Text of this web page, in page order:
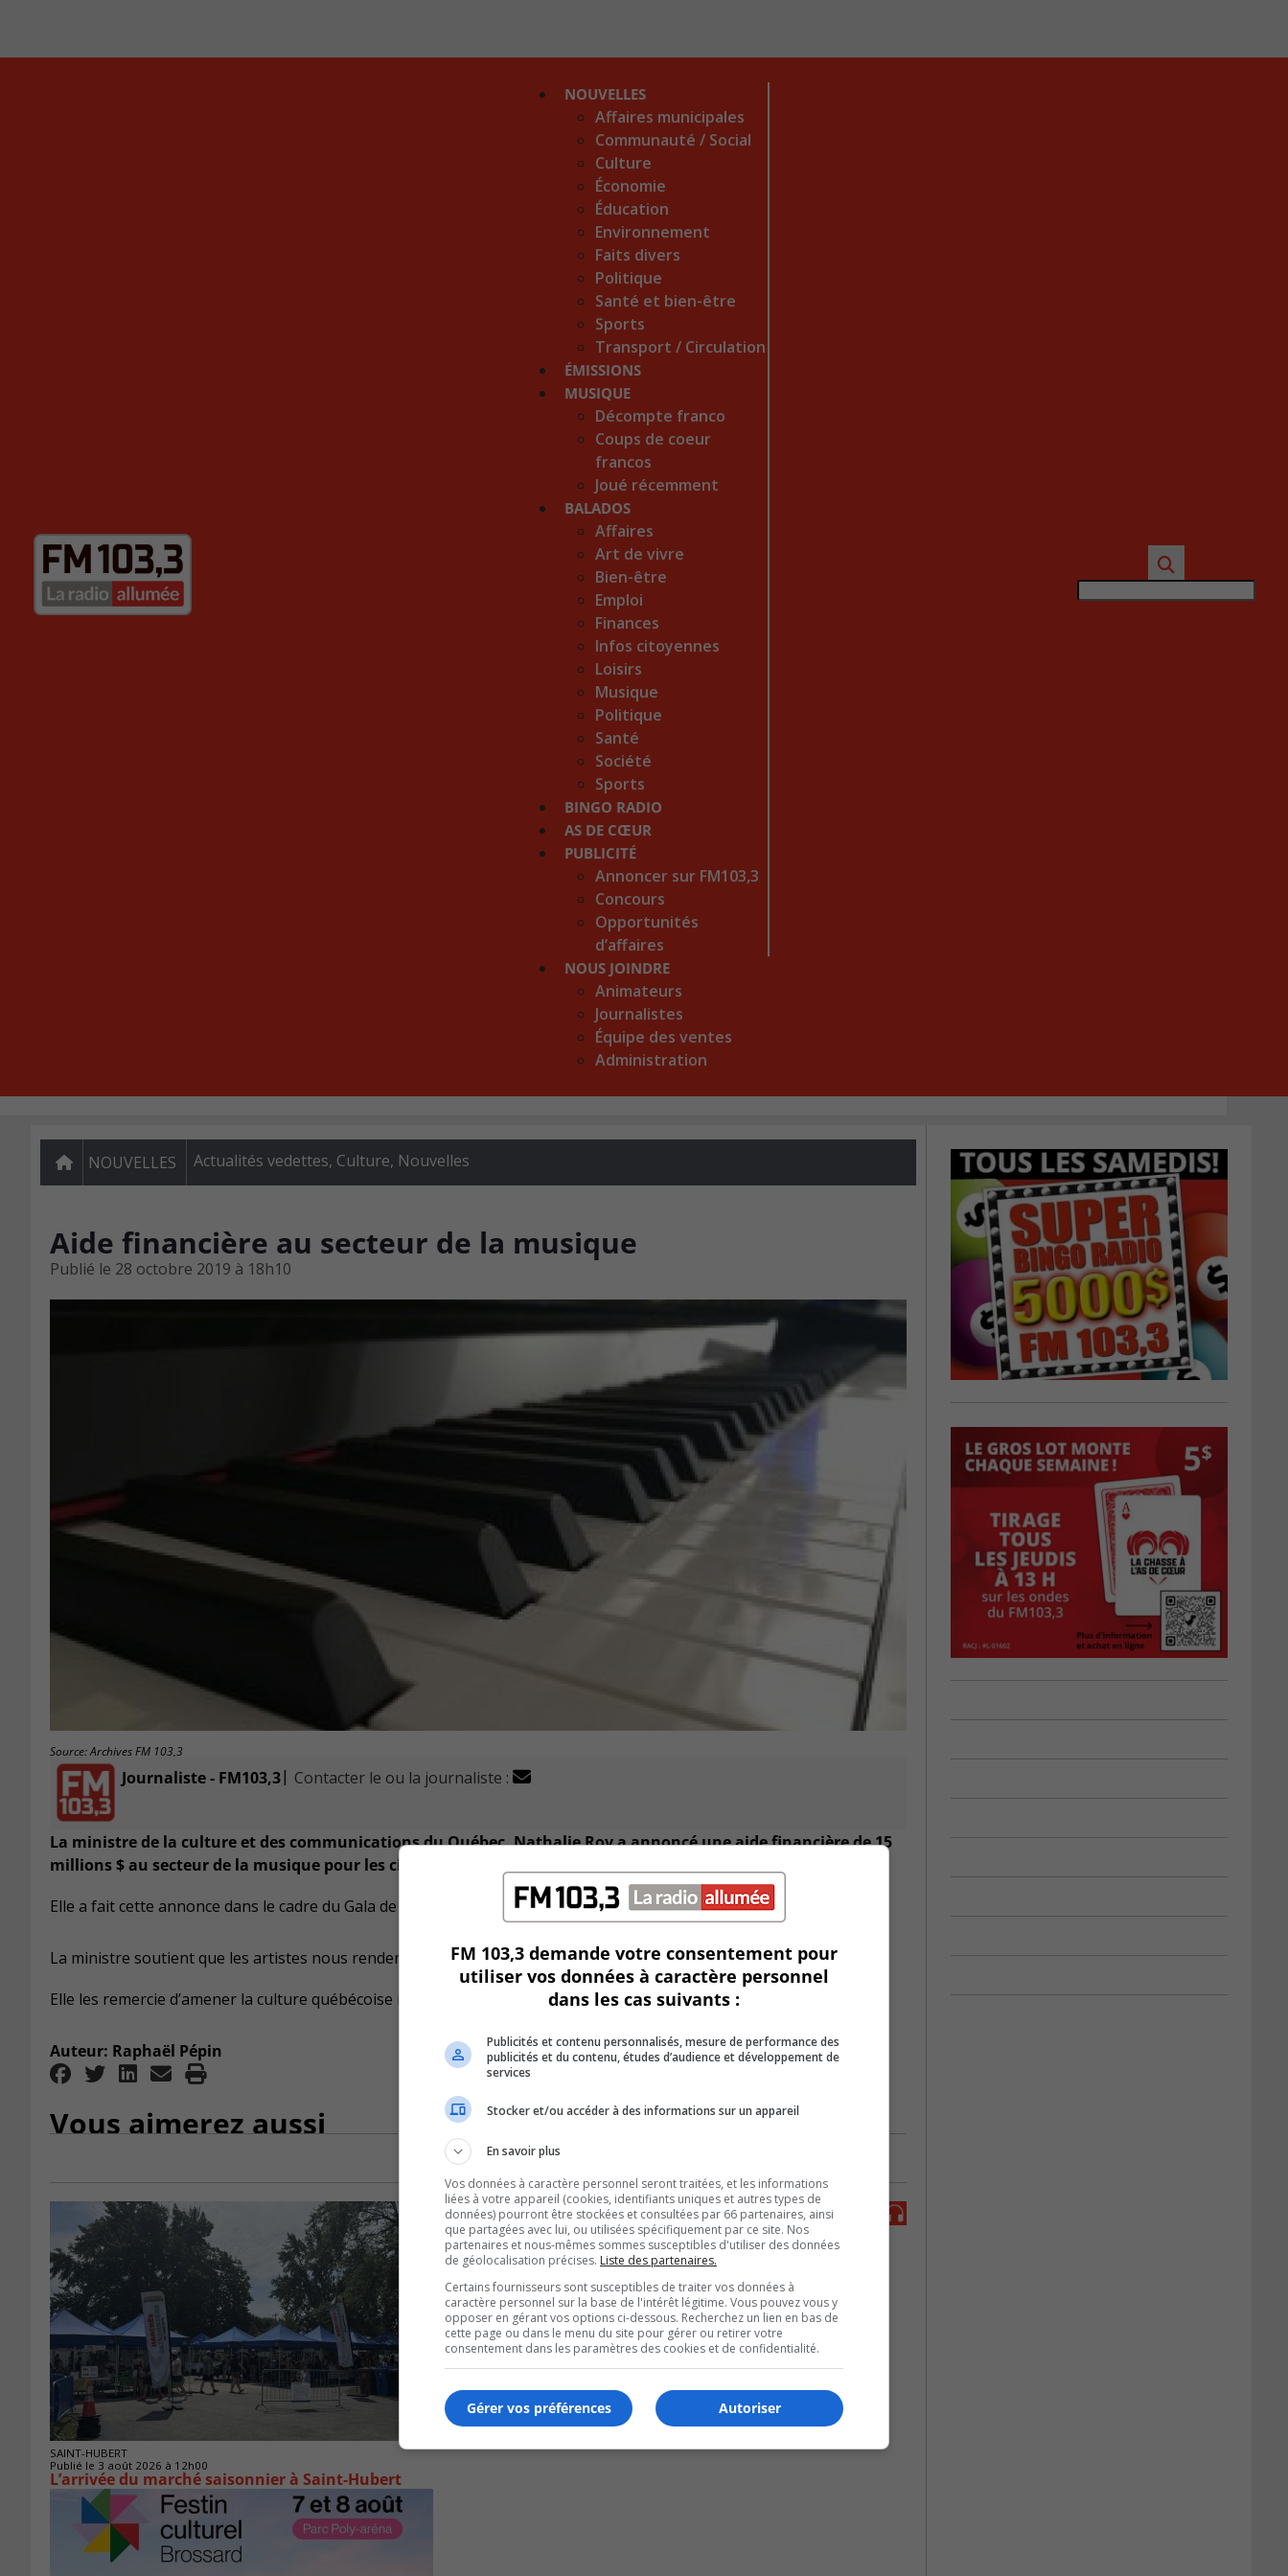
NOUVELLES
Affaires municipales
Communauté / Social
Culture
Économie
Éducation
Environnement
Faits divers
Politique
Santé et bien-être
Sports
Transport / Circulation
ÉMISSIONS
MUSIQUE
Décompte franco
Coups de coeur
francos
Joué récemment
BALADOS
Affaires
Art de vivre
Bien-être
Emploi
Finances
Infos citoyennes
Loisirs
Musique
Politique
Santé
Société
Sports
BINGO RADIO
AS DE CŒUR
PUBLICITÉ
Annoncer sur FM103,3
Concours
Opportunités
d’affaires
NOUS JOINDRE
Animateurs
Journalistes
Équipe des ventes
Administration
NOUVELLES Actualités vedettes, Culture, Nouvelles
Aide financière au secteur de la musique
Publié le 28 octobre 2019 à 18h10
Source: Archives FM 103,3
Journaliste - FM103,3| Contacter le ou la journaliste :
La ministre de la culture et des communications du Québec, Nathalie Roy a annoncé une aide financière de 15
millions $ au secteur de la musique pour les cinq prochaines années.
Elle a fait cette annonce dans le cadre du Gala de l’ADISQ.
La ministre soutient que les artistes nous rendent fiers avec la musique et la chanson.
Elle les remercie d’amener la culture québécoise ici et à l’international.
Auteur: Raphaël Pépin
Vous aimerez aussi
SAINT-HUBERT
Publié le 3 août 2026 à 12h00
L’arrivée du marché saisonnier à Saint-Hubert
FM 103,3 demande votre consentement pour
utiliser vos données à caractère personnel
dans les cas suivants :
Publicités et contenu personnalisés, mesure de performance des
publicités et du contenu, études d’audience et développement de
services
Stocker et/ou accéder à des informations sur un appareil
En savoir plus
Vos données à caractère personnel seront traitées, et les informations
liées à votre appareil (cookies, identifiants uniques et autres types de
données) pourront être stockées et consultées par 66 partenaires, ainsi
que partagées avec lui, ou utilisées spécifiquement par ce site. Nos
partenaires et nous-mêmes sommes susceptibles d'utiliser des données
de géolocalisation précises. Liste des partenaires.
Certains fournisseurs sont susceptibles de traiter vos données à
caractère personnel sur la base de l'intérêt légitime. Vous pouvez vous y
opposer en gérant vos options ci-dessous. Recherchez un lien en bas de
cette page ou dans le menu du site pour gérer ou retirer votre
consentement dans les paramètres des cookies et de confidentialité.
Autoriser
Gérer vos préférences